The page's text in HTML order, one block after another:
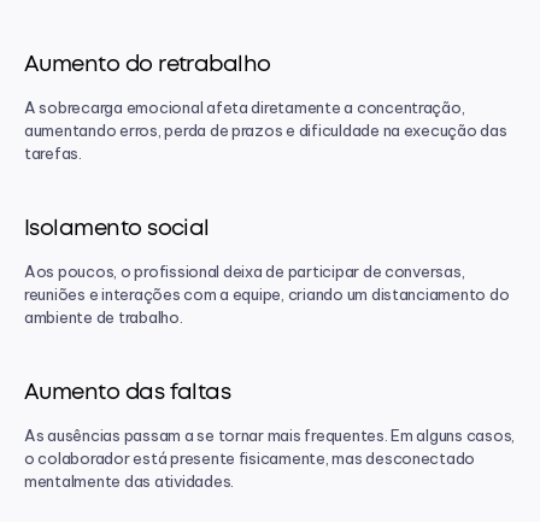
Aumento do retrabalho
A sobrecarga emocional afeta diretamente a concentração,
aumentando erros, perda de prazos e dificuldade na execução das
tarefas.
Isolamento social
Aos poucos, o profissional deixa de participar de conversas,
reuniões e interações com a equipe, criando um distanciamento do
ambiente de trabalho.
Aumento das faltas
As ausências passam a se tornar mais frequentes. Em alguns casos,
o colaborador está presente fisicamente, mas desconectado
mentalmente das atividades.